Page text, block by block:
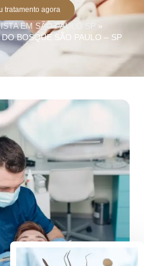
tratamento agora
EM SÃO PAULO SP »
BOSQUE SÃO PAULO – SP